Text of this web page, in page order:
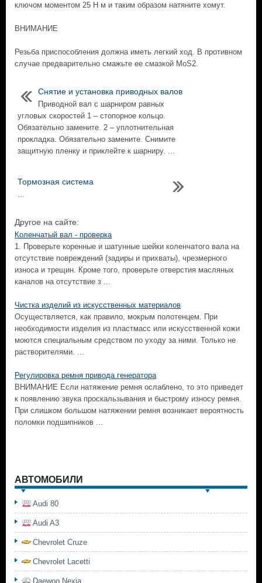
ключом моментом 25 Н м и таким образом натяните хомут.
ВНИМАНИЕ
Резьба приспособления должна иметь легкий ход. В противном
случае предварительно смажьте ее смазкой MoS2.
Снятие и установка приводных валов
Приводной вал с шарниром равных
угловых скоростей 1 – стопорное кольцо.
Обязательно замените. 2 – уплотнительная
прокладка. Обязательно замените. Снимите
защитную пленку и приклейте к шарниру. ...
Тормозная система
...
Другое на сайте:
Коленчатый вал - проверка
1. Проверьте коренные и шатунные шейки коленчатого вала на
отсутствие повреждений (задиры и прихваты), чрезмерного
износа и трещин. Кроме того, проверьте отверстия масляных
каналов на отсутствие з ...
Чистка изделий из искусственных материалов
Осуществляется, как правило, мокрым полотенцем. При
необходимости изделия из пластмасс или искусственной кожи
моются специальным средством по уходу за ними. Только не
растворителями. ...
Регулировка ремня привода генератора
ВНИМАНИЕ Если натяжение ремня ослаблено, то это приведет
к появлению звука проскальзывания и быстрому износу ремня.
При слишком большом натяжении ремня возникает вероятность
поломки подшипников ...
АВТОМОБИЛИ
Audi 80
Audi A3
Chevrolet Cruze
Chevrolet Lacetti
Daewoo Nexia